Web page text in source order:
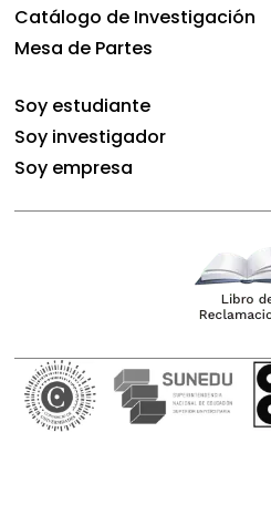
Catálogo de Investigación
Mesa de Partes
Soy estudiante
Soy investigador
Soy empresa